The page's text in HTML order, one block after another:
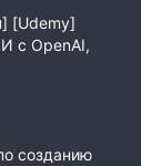
[Udemy]
с OpenAI,
созданию